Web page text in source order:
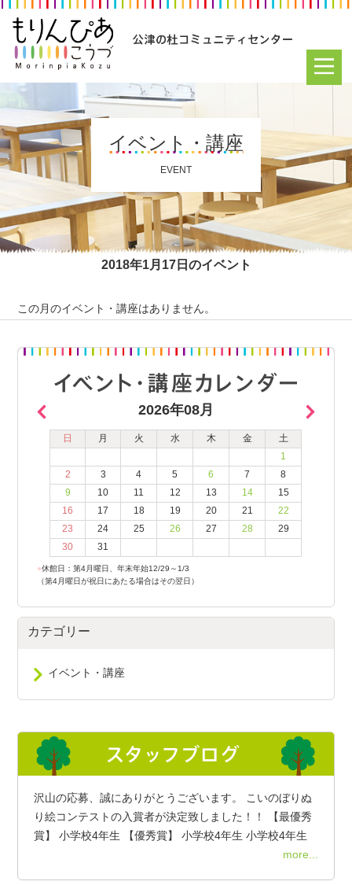
イベント・講座
EVENT
2018年1月17日のイベント
この月のイベント・講座はありません。
2026年08月
日 月 火 水 木 金
土
1
2
3 4 5 6 7
8
9
10 11 12 13 14
15
16
17 18 19 20 21
22
23
24 25 26 27 28
29
30
31
●休館日：第4月曜日、年末年始12/29～1/3
（第4月曜日が祝日にあたる場合はその翌日）
カテゴリー
イベント・講座
沢山の応募、誠にありがとうございます。 こいのぼりぬ
り絵コンテストの入賞者が決定致しました！！ 【最優秀
賞】 小学校4年生 【優秀賞】 小学校4年生 小学校4年生
more...